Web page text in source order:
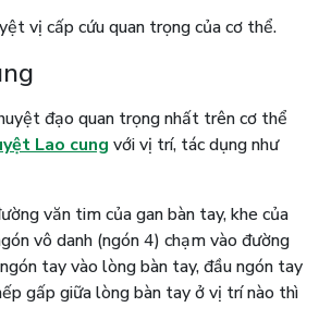
vị cấp cứu quan trọng của cơ thể.
đạo quan trọng nhất trên cơ thể
Lao cung với vị trí, tác dụng như
văn tim của gan bàn tay, khe của
vô danh (ngón 4) chạm vào đường
tay vào lòng bàn tay, đầu ngón tay
gấp giữa lòng bàn tay ở vị trí nào thì